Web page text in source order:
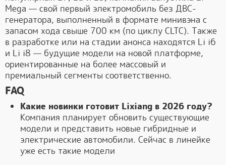
Mega — свой первый электромобиль без ДВС-
генератора, выполненный в формате минивэна с
запасом хода свыше 700 км (по циклу CLTC). Также
в разработке или на стадии анонса находятся Li i6
и Li i8 — будущие модели на новой платформе,
ориентированные на более массовый и
премиальный сегменты соответственно.
FAQ
Какие новинки готовит Lixiang в 2026 году?
Компания планирует обновить существующие
модели и представить новые гибридные и
электрические автомобили. Сейчас в линейке
уже есть такие модели